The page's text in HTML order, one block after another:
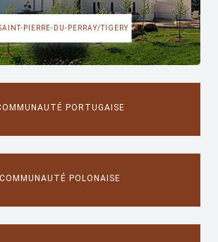
PIERRE-DU-PERRAY/TIGERY
PORTUGAISE
COMMUNAUTÉ POLONAISE